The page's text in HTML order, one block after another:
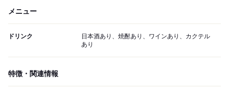
メニュー
ドリンク
日本酒あり、焼酎あり、ワインあり、カクテル
あり
特徴・関連情報